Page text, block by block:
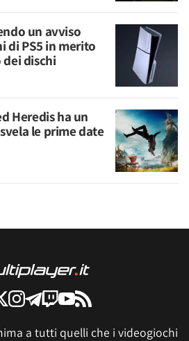
un avviso
di PS5 in merito
dischi
Heredis ha un
le prime date
a tutti quelli che i videogiochi